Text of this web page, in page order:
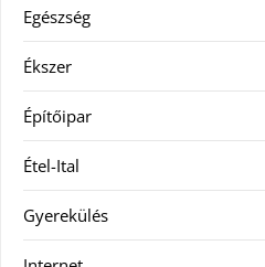
Egészség
Ékszer
Építőipar
Étel-Ital
Gyerekülés